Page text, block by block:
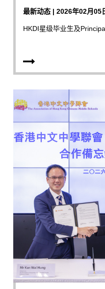
最新动态 | 2026年02月05
HKDI星级毕业生及